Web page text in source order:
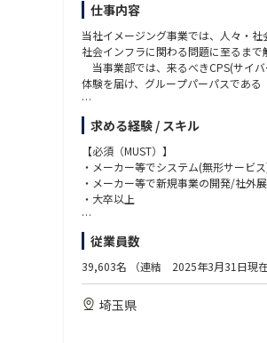
仕事内容
当社イメージング事業では、人々・
社会インフラに関わる問題に至るま
当事業部では、来るべきCPS(サイ
体験を届け、グループパーパスである
【募集背景】
イメージングソリューション事業は
と、「トンネル点検DXソリューショ
【担当職務】
社会インフラ画像診断サービス領域
・顧客への新製品導入に向けた戦略立案
・ビジネス拡大に向けた事業・製品戦
【仕事の魅力】
当社祖業で長い歴史を持つイメージ
や業界に変革を起こす」といったメ
由度が高く、自主性を活かしながら
求める経験 / スキル
【必須（MUST）】
・メーカー等でシステム(無形サービ
・メーカー等で新規事業の開発/社外
・大卒以上
【歓迎（WANT）】
・社会インフラに関連する業界での営
・社内外との調整・交渉を必要とす
・新規事業/ビジネス検討の経験、お
・IT/カメラ関連/テクノロジー分野に
従業員数
39,603名 （連結 2025年3月31日現在
埼玉県